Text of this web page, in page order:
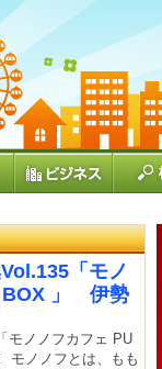
「モノ
BOX 」 伊勢
モノノフカフェ PU
モノノフとは、もも